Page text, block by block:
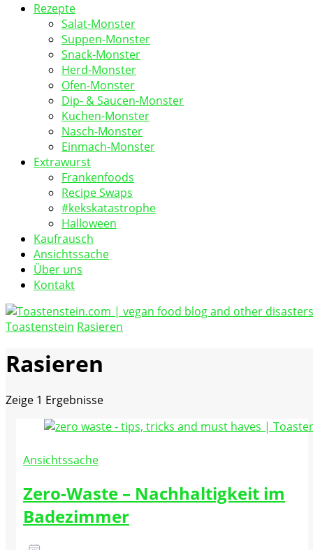
Rezepte
Salat-Monster
Suppen-Monster
Snack-Monster
Herd-Monster
Ofen-Monster
Dip- & Saucen-Monster
Kuchen-Monster
Nasch-Monster
Einmach-Monster
Extrawurst
Frankenfoods
Recipe Swaps
#kekskatastrophe
Halloween
Kaufrausch
Ansichtssache
Über uns
Kontakt
Toastenstein.com
Toastenstein Rasieren
Rasieren
Zeige 1 Ergebnisse
Ansichtssache
Zero-Waste – Nachhaltigkeit im
Badezimmer